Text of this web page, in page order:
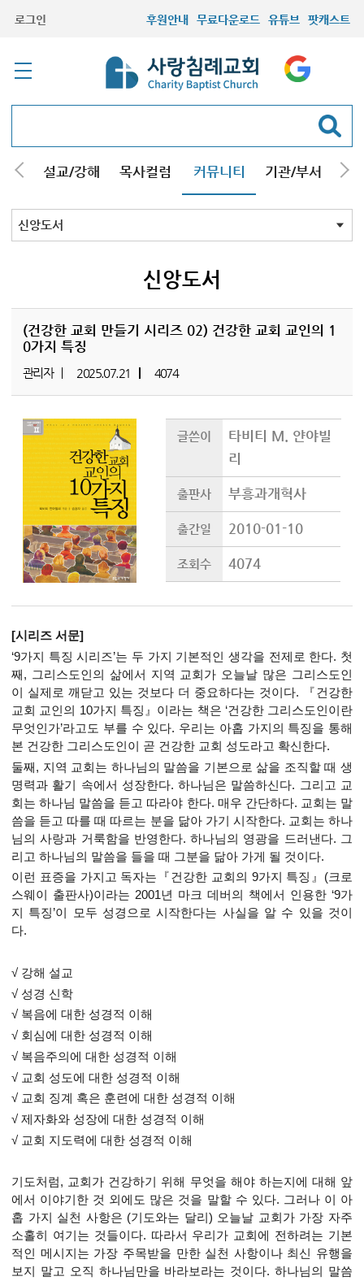
로그인 후원안내 무료다운로드 유튜브 팟캐스트
내 설교/강해 목사컬럼 커뮤니티 기관/부서 선
최근등록자료
자유게시판
교회소식
성도컬럼
새가족사진
새가족가이드
포토앨범
찬양쉼터
신앙도서
신앙도서
(건강한 교회 만들기 시리즈 02) 건강한 교회 교인의 1
0가지 특징
관리자 2025.07.21 4074
글쓴이
타비티 M. 얀야빌
리
출판사 부흥과개혁사
출간일 2010-01-10
조회수 4074
[시리즈 서문]
‘9가지 특징 시리즈’는 두 가지 기본적인 생각을 전제로 한다. 첫
째, 그리스도인의 삶에서 지역 교회가 오늘날 많은 그리스도인
이 실제로 깨닫고 있는 것보다 더 중요하다는 것이다. 『건강한
교회 교인의 10가지 특징』이라는 책은 ‘건강한 그리스도인이란
무엇인가’라고도 부를 수 있다. 우리는 아홉 가지의 특징을 통해
본 건강한 그리스도인이 곧 건강한 교회 성도라고 확신한다.
둘째, 지역 교회는 하나님의 말씀을 기본으로 삶을 조직할 때 생
명력과 활기 속에서 성장한다. 하나님은 말씀하신다. 그리고 교
회는 하나님 말씀을 듣고 따라야 한다. 매우 간단하다. 교회는 말
씀을 듣고 따를 때 따르는 분을 닮아 가기 시작한다. 교회는 하나
님의 사랑과 거룩함을 반영한다. 하나님의 영광을 드러낸다. 그
리고 하나님의 말씀을 들을 때 그분을 닮아 가게 될 것이다.
이런 표증을 가지고 독자는『건강한 교회의 9가지 특징』(크로
스웨이 출판사)이라는 2001년 마크 데버의 책에서 인용한 ‘9가
지 특징’이 모두 성경으로 시작한다는 사실을 알 수 있을 것이
다.
√ 강해 설교
√ 성경 신학
√ 복음에 대한 성경적 이해
√ 회심에 대한 성경적 이해
√ 복음주의에 대한 성경적 이해
√ 교회 성도에 대한 성경적 이해
√ 교회 징계 혹은 훈련에 대한 성경적 이해
√ 제자화와 성장에 대한 성경적 이해
√ 교회 지도력에 대한 성경적 이해
기도처럼, 교회가 건강하기 위해 무엇을 해야 하는지에 대해 앞
에서 이야기한 것 외에도 많은 것을 말할 수 있다. 그러나 이 아
홉 가지 실천 사항은 (기도와는 달리) 오늘날 교회가 가장 자주
소홀히 여기는 것들이다. 따라서 우리가 교회에 전하려는 기본
적인 메시지는 가장 주목받을 만한 실천 사항이나 최신 유행을
보지 말고 오직 하나님만을 바라보라는 것이다. 하나님의 말씀